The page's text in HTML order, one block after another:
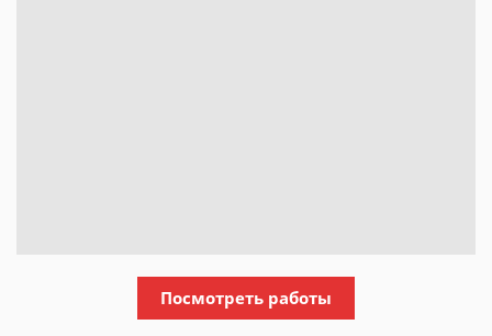
Посмотреть работы